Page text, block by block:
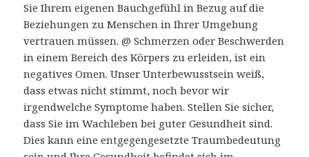
Sie Ihrem eigenen Bauchgefühl in Bezug auf die
Beziehungen zu Menschen in Ihrer Umgebung
vertrauen müssen. @ Schmerzen oder Beschwerden
in einem Bereich des Körpers zu erleiden, ist ein
negatives Omen. Unser Unterbewusstsein weiß,
dass etwas nicht stimmt, noch bevor wir
irgendwelche Symptome haben. Stellen Sie sicher,
dass Sie im Wachleben bei guter Gesundheit sind.
Dies kann eine entgegengesetzte Traumbedeutung